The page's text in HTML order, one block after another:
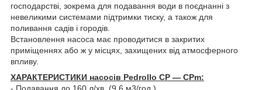
господарстві, зокрема для подавання води в поєднанні з
невеликими системами підтримки тиску, а також для
поливання садів і городів.
Встановлення насоса має проводитися в закритих
приміщеннях або ж у місцях, захищених від атмосферного
впливу.
ХАРАКТЕРИСТИКИ насосів Pedrollo CP — CPm:
- Подавання до 160 л/хв. (9.6 м3/год.)